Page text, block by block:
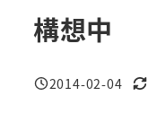
構想中
投稿日
2014-02-04